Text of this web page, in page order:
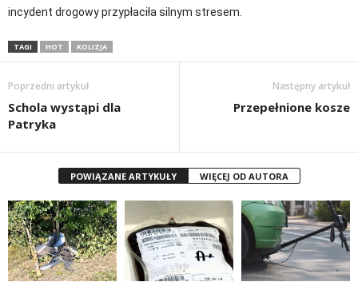
incydent drogowy przypłaciła silnym stresem.
TAGI HOT KOLIZJA
Poprzedni artykuł
Schola wystąpi dla
Patryka
Następny artykuł
Przepełnione kosze
POWIĄZANE ARTYKUŁY WIĘCEJ OD AUTORA